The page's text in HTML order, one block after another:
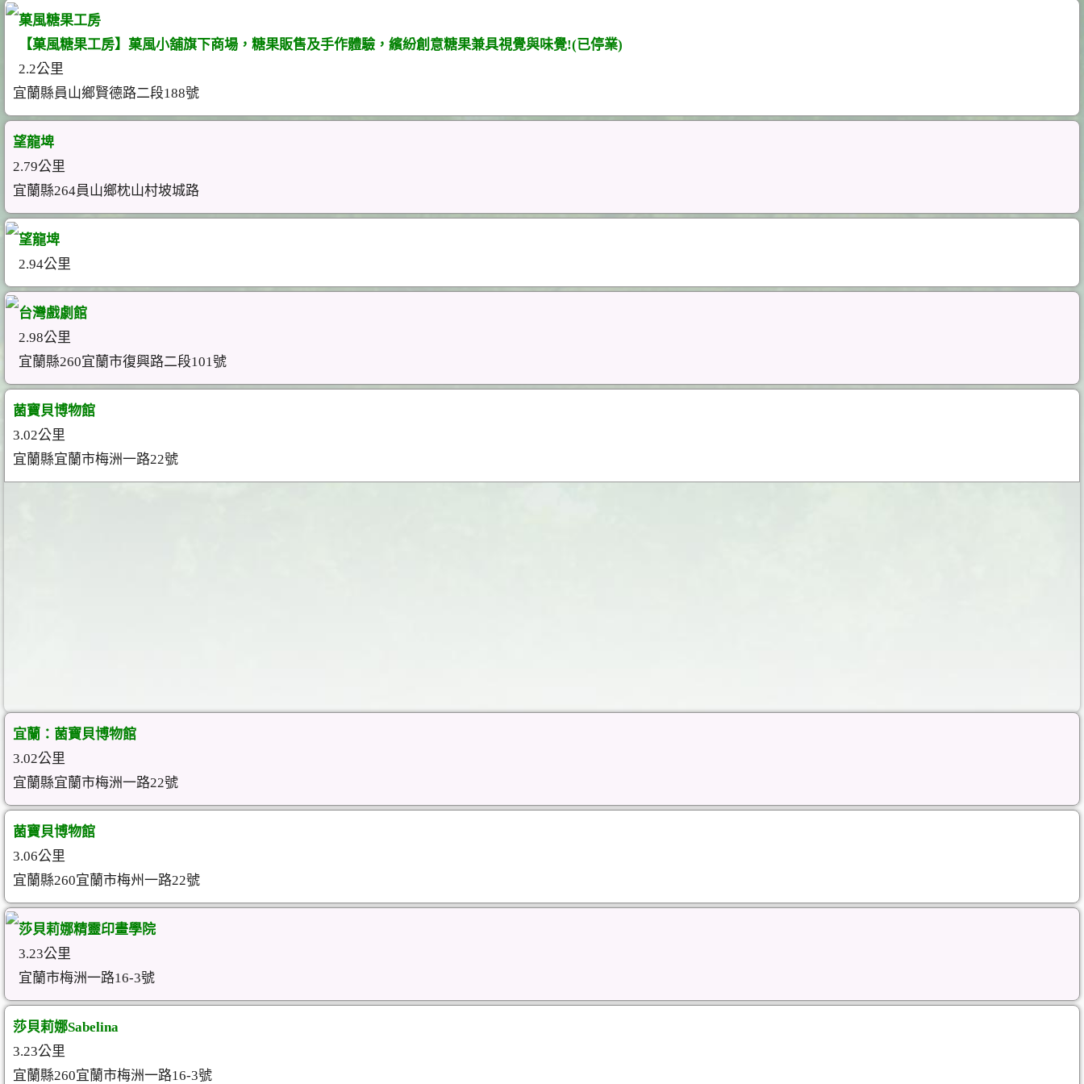
菓風糖果工房
【菓風糖果工房】菓風小舖旗下商場，糖果販售及手作體驗，繽紛創意糖果兼具視覺與味覺!(已停業)
2.2公里
宜蘭縣員山鄉賢德路二段188號
望龍埤
2.79公里
宜蘭縣264員山鄉枕山村坡城路
望龍埤
2.94公里
台灣戲劇館
2.98公里
宜蘭縣260宜蘭市復興路二段101號
菌寶貝博物館
3.02公里
宜蘭縣宜蘭市梅洲一路22號
宜蘭：菌寶貝博物館
3.02公里
宜蘭縣宜蘭市梅洲一路22號
菌寶貝博物館
3.06公里
宜蘭縣260宜蘭市梅州一路22號
莎貝莉娜精靈印畫學院
3.23公里
宜蘭市梅洲一路16-3號
莎貝莉娜Sabelina
3.23公里
宜蘭縣260宜蘭市梅洲一路16-3號